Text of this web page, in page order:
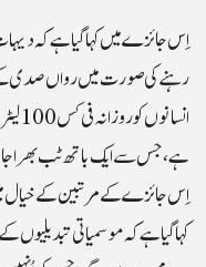
اِس جائزے میں کہا گیا ہے کہ
ہے، جس سے ایک باتھ ٹب بھرا جا
اِس جائزے کے مرتبین کے خیال